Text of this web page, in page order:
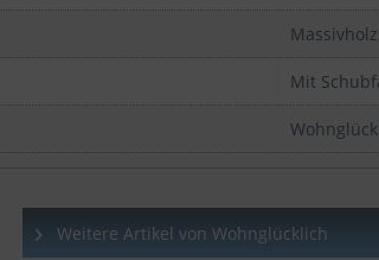
Mit
Weitere Artikel von Wohnglücklich